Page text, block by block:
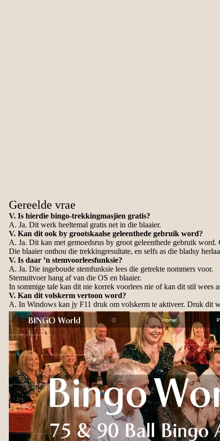
Gereelde vrae
V. Is hierdie bingo-trekkingmasjien gratis?
A. Ja. Dit werk heeltemal gratis net in die blaaier.
V. Kan dit ook by grootskaalse geleenthede gebruik word?
A. Ja. Dit kan met gemoedsrus by groot geleenthede gebruik
Die blaaier onthou die trekkingresultate, en selfs as die bladsy
V. Is daar ’n stemvoorleesfunksie?
A. Ja. Die ingeboude stemfunksie lees die getrekte nommers voor.
Stemuitvoer hang af van die OS en blaaier.
In sommige tale kan dit nie korrek voorlees nie of kan dit stil wees
V. Kan dit volskerm vertoon word?
A. In Windows kan jy F11 druk om volskerm te aktiveer. Druk dit